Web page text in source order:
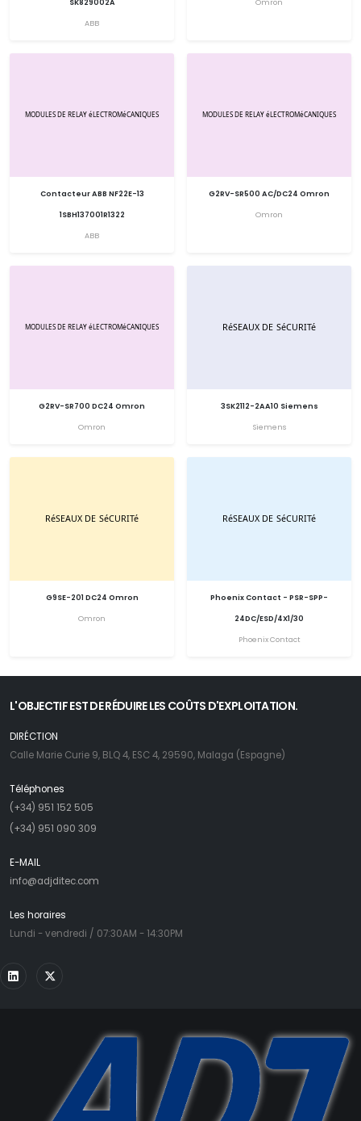
ABB
Contacteur ABB NF22E-13
1SBH137001R1322
ABB
G2RV-SR500 AC/DC24 Omron
Omron
G2RV-SR700 DC24 Omron
Omron
3SK2112-2AA10 Siemens
Siemens
G9SE-201 DC24 Omron
Omron
Phoenix Contact - PSR-SPP-
24DC/ESD/4X1/30
Phoenix Contact
L'OBJECTIF EST DE RÉDUIRE LES COÛTS D'EXPLOITATION.
DIRÉCTION
Calle Marie Curie 9, BLQ 4, ESC 4, 29590, Malaga (Espagne)
Téléphones
(+34) 951 152 505
(+34) 951 090 309
E-MAIL
info@adjditec.com
Les horaires
Lundi - vendredi / 07:30AM - 14:30PM